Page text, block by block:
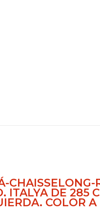
CHAISSELONG-
ITALYA DE 285
COLOR A